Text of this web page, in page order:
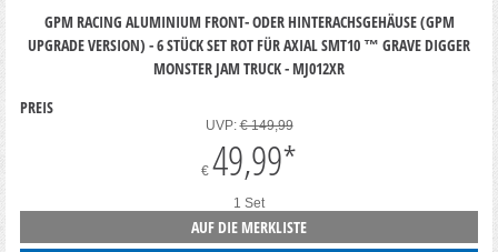
GPM RACING ALUMINIUM FRONT- ODER HINTERACHSGEHÄUSE (GPM
UPGRADE VERSION) - 6 STÜCK SET ROT FÜR AXIAL SMT10 ™ GRAVE DIGGER
MONSTER JAM TRUCK - MJ012XR
PREIS
UVP:€ 149,99
€ 49,99*
1 Set
AUF DIE MERKLISTE